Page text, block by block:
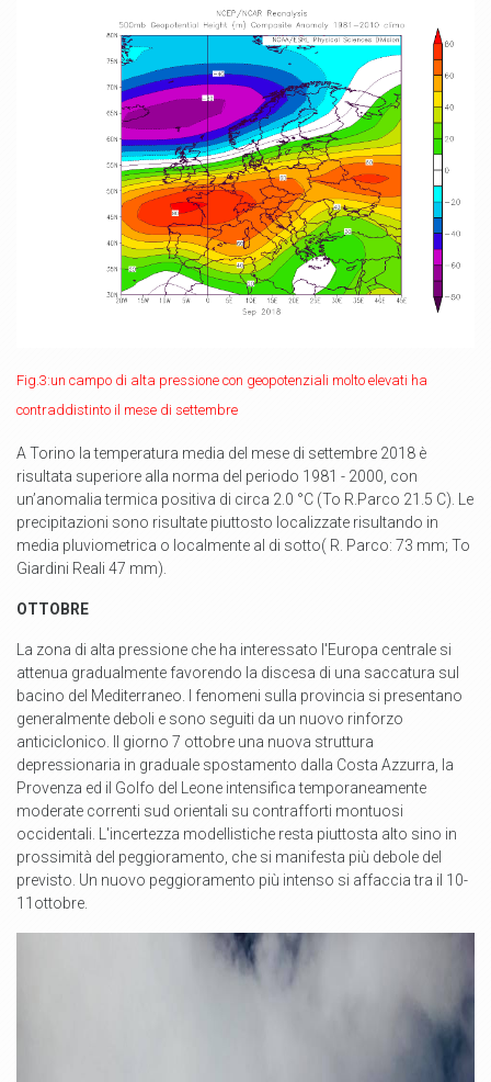
Fig.3:un campo di alta pressione con geopotenziali molto elevati ha
contraddistinto il mese di settembre
A Torino la temperatura media del mese di settembre 2018 è
risultata superiore alla norma del periodo 1981 - 2000, con
un’anomalia termica positiva di circa 2.0 °C (To R.Parco 21.5 C). Le
precipitazioni sono risultate piuttosto localizzate risultando in
media pluviometrica o localmente al di sotto( R. Parco: 73 mm; To
Giardini Reali 47 mm).
OTTOBRE
La zona di alta pressione che ha interessato l'Europa centrale si
attenua gradualmente favorendo la discesa di una saccatura sul
bacino del Mediterraneo. I fenomeni sulla provincia si presentano
generalmente deboli e sono seguiti da un nuovo rinforzo
anticiclonico. Il giorno 7 ottobre una nuova struttura
depressionaria in graduale spostamento dalla Costa Azzurra, la
Provenza ed il Golfo del Leone intensifica temporaneamente
moderate correnti sud orientali su contrafforti montuosi
occidentali. L'incertezza modellistiche resta piuttosta alto sino in
prossimità del peggioramento, che si manifesta più debole del
previsto. Un nuovo peggioramento più intenso si affaccia tra il 10-
11ottobre.